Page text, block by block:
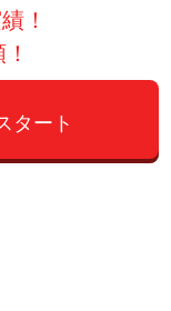
！
タート